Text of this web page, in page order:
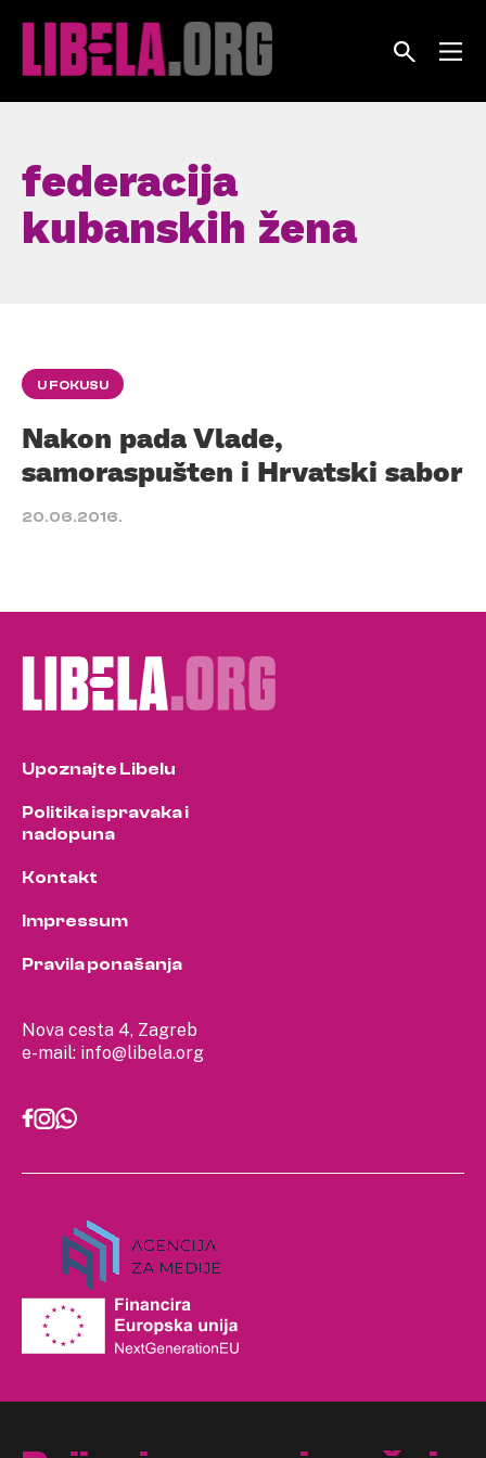
federacija
kubanskih žena
U FOKUSU
Nakon pada Vlade,
samoraspušten i Hrvatski sabor
20.06.2016.
Nova cesta 4, Zagreb
e-mail: info@libela.org
Upoznajte Libelu
Politika ispravaka i
nadopuna
Kontakt
Impressum
Pravila ponašanja